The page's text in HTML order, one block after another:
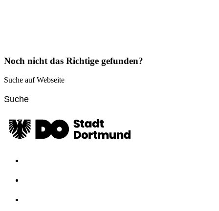
Noch nicht das Richtige gefunden?
Suche auf Webseite